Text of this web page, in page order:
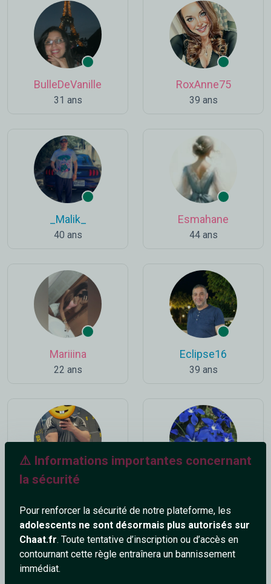
⚠️ Informations importantes concernant
la sécurité
Pour renforcer la sécurité de notre plateforme, les
adolescents ne sont désormais plus autorisés sur
Chaat.fr. Toute tentative d’inscription ou d’accès en
contournant cette règle entraînera un bannissement
immédiat.
BulleDeVanille
31 ans
RoxAnne75
39 ans
_Malik_
40 ans
Esmahane
44 ans
Mariiina
22 ans
Eclipse16
39 ans
32 ans 48 ans